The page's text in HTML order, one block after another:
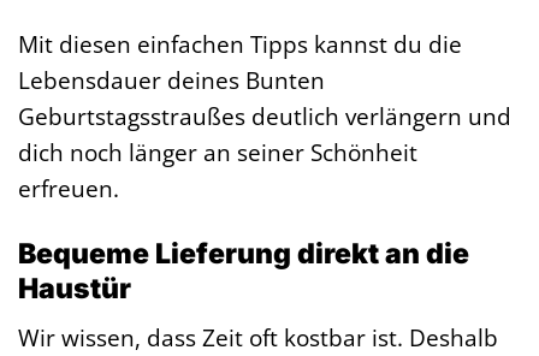
Mit diesen einfachen Tipps kannst du die
Lebensdauer deines Bunten
Geburtstagsstraußes deutlich verlängern und
dich noch länger an seiner Schönheit
erfreuen.
Bequeme Lieferung direkt an die
Haustür
Wir wissen, dass Zeit oft kostbar ist. Deshalb